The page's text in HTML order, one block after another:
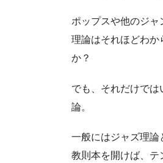
ポップスや他のジャ
理論はそれほどわか
か？
でも、それだけで
論。
一般にはジャズ理論
教則本を開けば、テ